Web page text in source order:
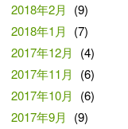
2018年2月
(9)
2018年1月
(7)
2017年12月
(4)
2017年11月
(6)
2017年10月
(6)
2017年9月
(9)